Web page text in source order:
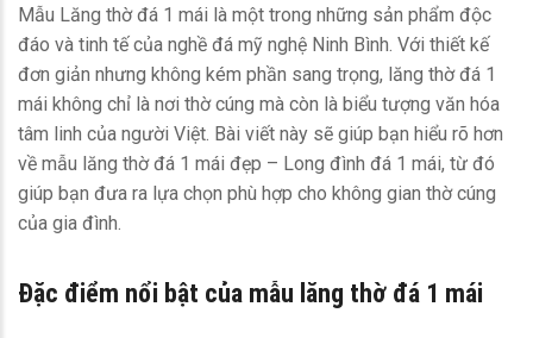
Mẫu Lăng thờ đá 1 mái là một trong những sản phẩm độc
đáo và tinh tế của nghề đá mỹ nghệ Ninh Bình. Với thiết kế
đơn giản nhưng không kém phần sang trọng, lăng thờ đá 1
mái không chỉ là nơi thờ cúng mà còn là biểu tượng văn hóa
tâm linh của người Việt. Bài viết này sẽ giúp bạn hiểu rõ hơn
về mẫu lăng thờ đá 1 mái đẹp – Long đình đá 1 mái, từ đó
giúp bạn đưa ra lựa chọn phù hợp cho không gian thờ cúng
của gia đình.
Đặc điểm nổi bật của mẫu lăng thờ đá 1 mái